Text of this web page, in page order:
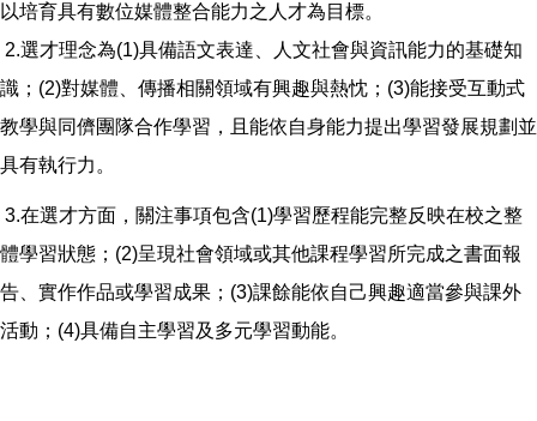
以培育具有數位媒體整合能力之人才為目標。
2.選才理念為(1)具備語文表達、人文社會與資訊能力的基礎知
識；(2)對媒體、傳播相關領域有興趣與熱忱；(3)能接受互動式
教學與同儕團隊合作學習，且能依自身能力提出學習發展規劃並
具有執行力。
3.在選才方面，關注事項包含(1)學習歷程能完整反映在校之整
體學習狀態；(2)呈現社會領域或其他課程學習所完成之書面報
告、實作作品或學習成果；(3)課餘能依自己興趣適當參與課外
活動；(4)具備自主學習及多元學習動能。